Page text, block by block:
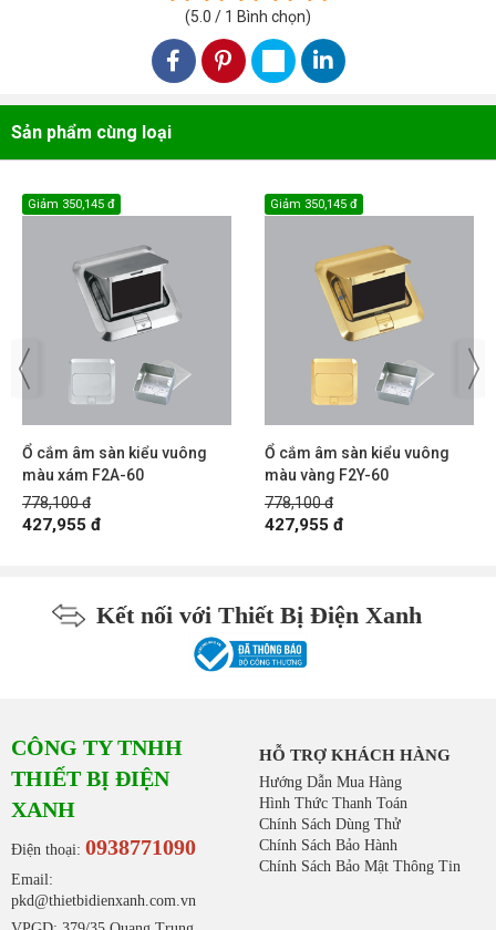
(5.0 / 1 Bình chọn)
Sản phẩm cùng loại
Ổ cắm âm sàn kiểu vuông
màu xám F2A-60
778,100 đ
Giảm 350,145 đ
427,955 đ
Ổ cắm âm sàn kiểu vuông
màu vàng F2Y-60
778,100 đ
Giảm 350,145 đ
427,955 đ
Kết nối với Thiết Bị Điện Xanh
CÔNG TY TNHH
THIẾT BỊ ĐIỆN
XANH
Điện thoại: 0938771090
Email:
pkd@thietbidienxanh.com.vn
HỖ TRỢ KHÁCH HÀNG
Hướng Dẫn Mua Hàng
Hình Thức Thanh Toán
Chính Sách Dùng Thử
Chính Sách Bảo Hành
Chính Sách Bảo Mật Thông Tin